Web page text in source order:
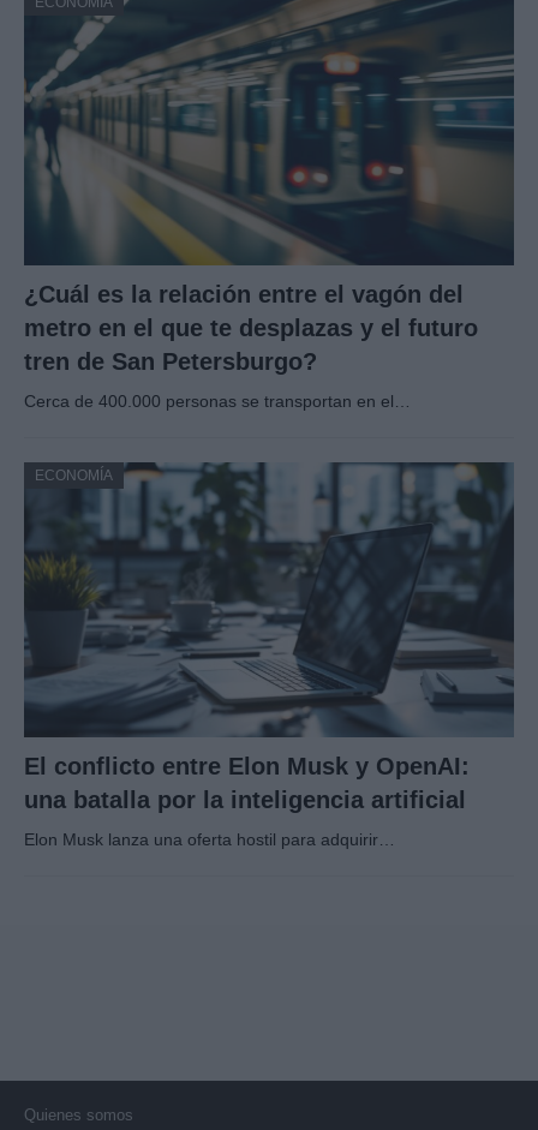
¿Cuál es la relación entre el vagón del
metro en el que te desplazas y el futuro
tren de San Petersburgo?
Cerca de 400.000 personas se transportan en el…
ECONOMÍA
El conflicto entre Elon Musk y OpenAI:
una batalla por la inteligencia artificial
Elon Musk lanza una oferta hostil para adquirir…
Quienes somos